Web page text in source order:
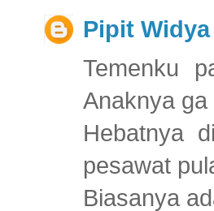
Pipit Widya
Temenku
Anaknya ga
Hebatnya
pesawat
Biasanya